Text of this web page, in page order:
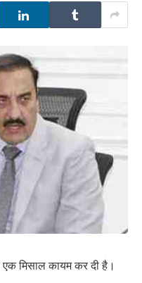
एक मिसाल कायम कर दी है।